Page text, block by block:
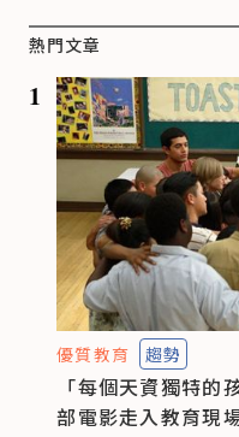
熱門文章
1
優質教育 趨勢
「每個天資獨特的
部電影走入教育現